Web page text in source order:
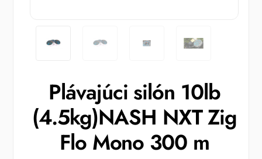
Plávajúci silón 10lb
(4.5kg)NASH NXT Zig
Flo Mono 300 m